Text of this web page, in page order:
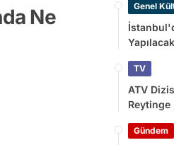
Ne
Genel
TV
ATV
Reytinge
Gündem